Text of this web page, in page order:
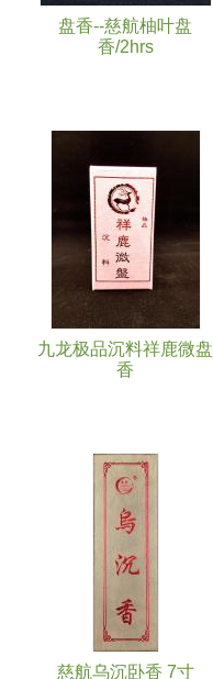
盘香--慈航柚叶盘
香/2hrs
九龙极品沉料祥鹿微盘
香
慈航乌沉卧香 7寸